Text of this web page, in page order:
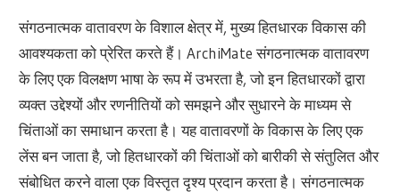
संगठनात्मक वातावरण के विशाल क्षेत्र में, मुख्य हितधारक विकास की
आवश्यकता को प्रेरित करते हैं। ArchiMate संगठनात्मक वातावरण
के लिए एक विलक्षण भाषा के रूप में उभरता है, जो इन हितधारकों द्वारा
व्यक्त उद्देश्यों और रणनीतियों को समझने और सुधारने के माध्यम से
चिंताओं का समाधान करता है। यह वातावरणों के विकास के लिए एक
लेंस बन जाता है, जो हितधारकों की चिंताओं को बारीकी से संतुलित और
संबोधित करने वाला एक विस्तृत दृश्य प्रदान करता है। संगठनात्मक